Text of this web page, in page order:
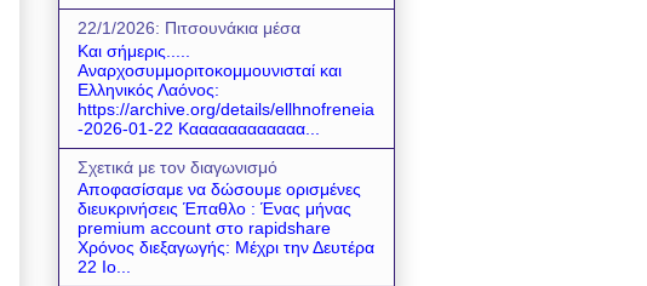
22/1/2026: Πιτσουνάκια μέσα
Και σήμερις.....
Αναρχοσυμμοριτοκομμουνισταί και
Ελληνικός Λαόνος:
https://archive.org/details/ellhnofreneia
-2026-01-22 Καααααααααααα...
Σχετικά με τον διαγωνισμό
Αποφασίσαμε να δώσουμε ορισμένες
διευκρινήσεις Έπαθλο : Ένας μήνας
premium account στο rapidshare
Χρόνος διεξαγωγής: Μέχρι την Δευτέρα
22 Ιο...